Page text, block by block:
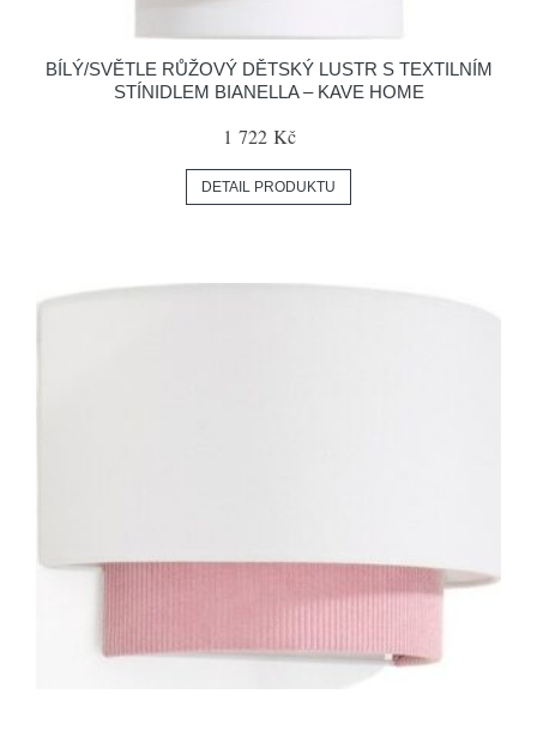
BÍLÝ/SVĚTLE RŮŽOVÝ DĚTSKÝ LUSTR S TEXTILNÍM
STÍNIDLEM BIANELLA – KAVE HOME
1 722 Kč
DETAIL PRODUKTU